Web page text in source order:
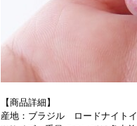
【商品詳細】
産地：ブラジル ロードナイ